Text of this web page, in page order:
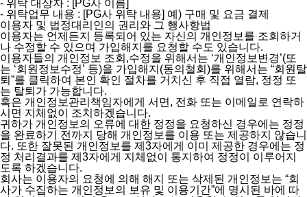
- 위탁 대상자 : [PG사 이름]
- 위탁업무 내용 : [PG사 위탁 내용] 예) 구매 및 요금 결제
이용자 및 법정대리인의 권리와 그 행사항법
이용자는 언제든지 등록되어 있는 자신의 개인정보를 조회하거
나 수정할 수 있으며 가입해지를 요청할 수도 있습니다.
이용자들의 개인정보 조회,수정을 위해서는 ‘개인정보변경’(또
는 ‘회원정보수정’ 등)을 가입해지(동의철회)를 위해서는 “회원탈
퇴”를 클릭하여 본인 확인 절차를 거치신 후 직접 열람, 정정 또
는 탈퇴가 가능합니다.
혹은 개인정보관리책임자에게 서면, 전화 또는 이메일로 연락하
시면 지체없이 조치하겠습니다.
귀하가 개인정보의 오류에 대한 정정을 요청하신 경우에는 정정
을 완료하기 전까지 당해 개인정보를 이용 또는 제공하지 않습니
다. 또한 잘못된 개인정보를 제3자에게 이미 제공한 경우에는 정
정 처리결과를 제3자에게 지체없이 통지하여 정정이 이루어지
도록 하겠습니다.
회사는 이용자의 요청에 의해 해지 또는 삭제된 개인정보는 “회
사가 수집하는 개인정보의 보유 및 이용기간”에 명시된 바에 따